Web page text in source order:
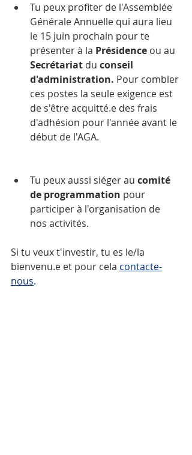
Tu peux profiter de l'Assemblée
Générale Annuelle qui aura lieu
le 15 juin prochain pour te
présenter à la Présidence ou au
Secrétariat du conseil
d'administration. Pour combler
ces postes la seule exigence est
de s'être acquitté.e des frais
d'adhésion pour l'année avant le
début de l'AGA.
Tu peux aussi siéger au comité
de programmation pour
participer à l'organisation de
nos activités.
Si tu veux t'investir, tu es le/la
bienvenu.e et pour cela contacte-
nous.